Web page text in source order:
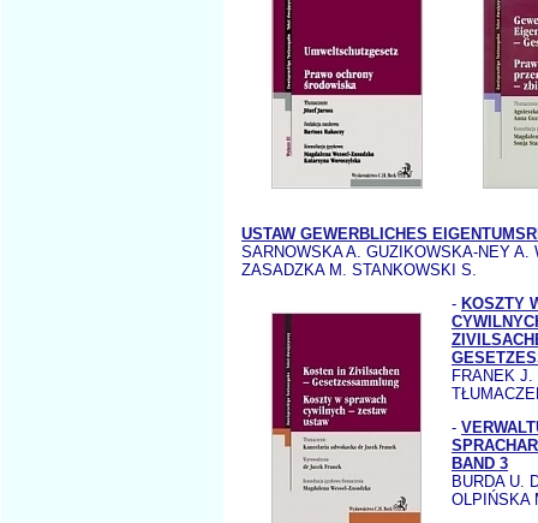
USTAW GEWERBLICHES
SARNOWSKA A. GUZIKOWSKA-NEY A.
ZASADZKA M. STANKOWSKI S.
- KOSZTY
FRANEK
-
BAND 3
BURDA U.
OLPIŃSKA